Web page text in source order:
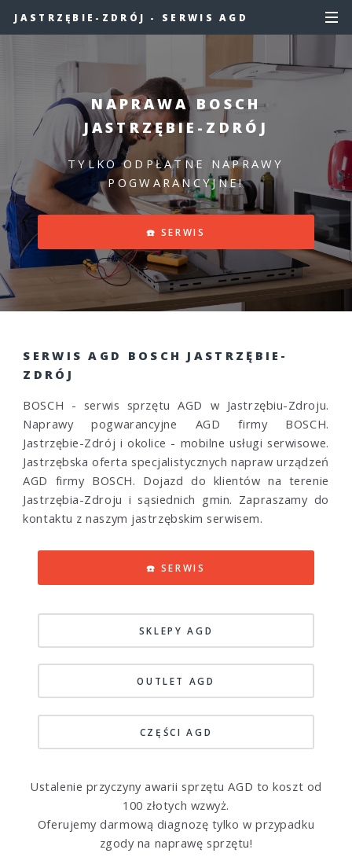
JASTRZĘBIE-ZDRÓJ - SERWIS AGD
NAPRAWA BOSCH
JASTRZĘBIE-ZDRÓJ
TYLKO ODPŁATNE NAPRAWY
POGWARANCYJNE!
☎️ SERWIS
SERWIS AGD BOSCH JASTRZĘBIE-
ZDRÓJ
BOSCH - serwis sprzętu AGD w Jastrzębiu-Zdroju.
Naprawy pogwarancyjne AGD firmy BOSCH.
Jastrzębie-Zdrój i okolice - mobilne usługi serwisowe.
Jastrzębska oferta specjalistycznych napraw urządzeń
AGD firmy BOSCH. Dojazd do klientów na terenie
Jastrzębia-Zdroju i sąsiednich gmin. Zapraszamy do
kontaktu z naszym jastrzębskim serwisem.
☎️ SERWIS
SKLEPY AGD
OUTLET AGD
CZĘŚCI AGD
Ustalenie przyczyny awarii sprzętu AGD to koszt od
100 złotych wzwyż.
Oferujemy darmową diagnozę tylko w przypadku
zgody na naprawę sprzętu!